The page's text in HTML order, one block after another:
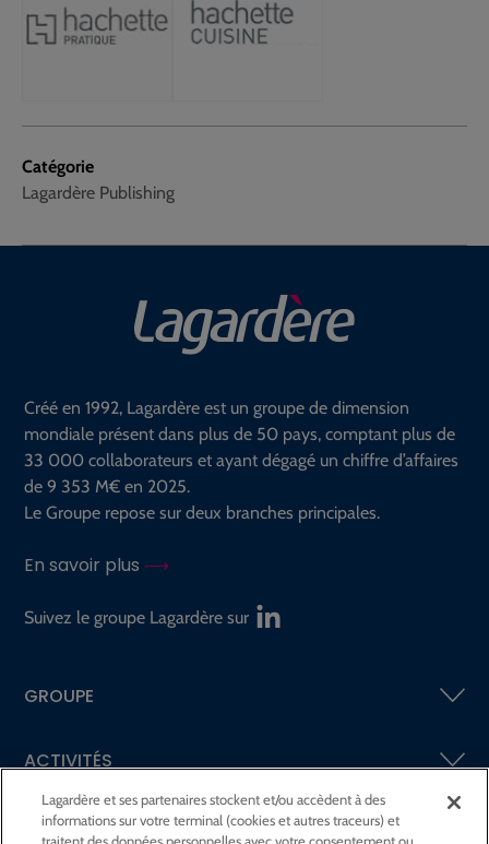
Catégorie
Lagardère Publishing
Créé en 1992, Lagardère est un groupe de dimension
mondiale présent dans plus de 50 pays, comptant plus de
33 000 collaborateurs et ayant dégagé un chiffre d’affaires
de 9 353 M€ en 2025.
Le Groupe repose sur deux branches principales.
En savoir plus
Suivez le groupe Lagardère sur
GROUPE
ACTIVITÉS
ACTIONNAIRES &INVESTISSEURS
Lagardère et ses partenaires stockent et/ou accèdent à des
informations sur votre terminal (cookies et autres traceurs) et